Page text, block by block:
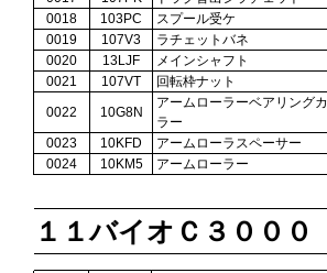
0018
103PC スプール受ケ
0019
107V3 ラチェットバネ
0020
13LJF メインシャフト
0021
107VT 回転枠ナット
0022
10G8N
アームローラーベアリングカ
ラー
0023
10KFD アームローラスペーサー
0024
10KM5 アームローラー
１１バイオＣ３０００